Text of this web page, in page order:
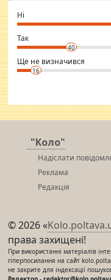
want to meet new people.
conscious in order to
club.
⇒ sakshimirchandani.com
Ні
Так
40
Ще не визначився
16
"Коло"
Надіслати
Реклама
Редакція
© 2026 «
права захищені!
При використанні матеріалів
гіперпосилання на сайт
не закрите для індексації